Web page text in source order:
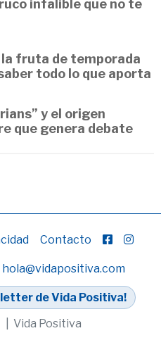
infalible que no te
fruta de temporada
todo lo que aporta
y el origen
que genera debate
Contacto
hola@vidapositiva.com
de Vida Positiva!
| Vida Positiva